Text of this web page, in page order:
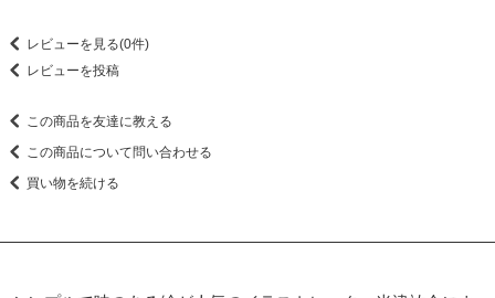
レビューを見る(0件)
レビューを投稿
この商品を友達に教える
この商品について問い合わせる
買い物を続ける